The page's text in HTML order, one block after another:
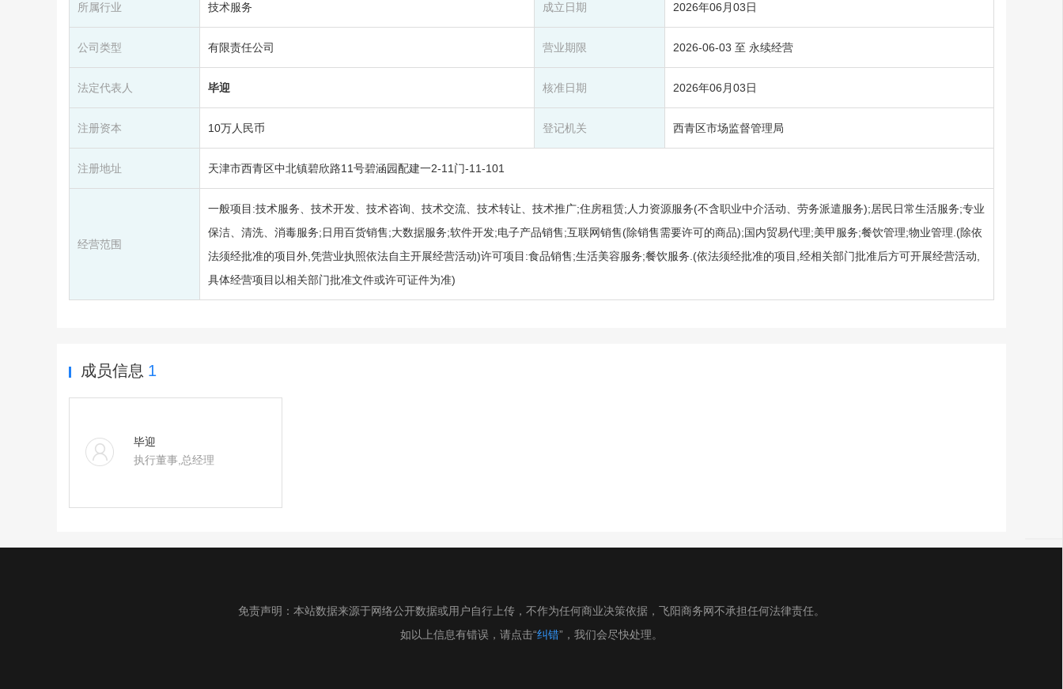
所属行业 技术服务 成立日期 2026年06月03日
公司类型 有限责任公司 营业期限 2026-06-03 至 永续经营
法定代表人 毕迎 核准日期 2026年06月03日
注册资本 10万人民币 登记机关 西青区市场监督管理局
注册地址 天津市西青区中北镇碧欣路11号碧涵园配建一2-11门-11-101
经营范围
一般项目:技术服务、技术开发、技术咨询、技术交流、技术转让、技术推广;住房租赁;人力资源服务(不含职业中介活动、劳务派遣服务);居民日常生活服务;专业
保洁、清洗、消毒服务;日用百货销售;大数据服务;软件开发;电子产品销售;互联网销售(除销售需要许可的商品);国内贸易代理;美甲服务;餐饮管理;物业管理.(除依
法须经批准的项目外,凭营业执照依法自主开展经营活动)许可项目:食品销售;生活美容服务;餐饮服务.(依法须经批准的项目,经相关部门批准后方可开展经营活动,
具体经营项目以相关部门批准文件或许可证件为准)
成员信息 1
毕迎
执行董事,总经理
免责声明：本站数据来源于网络公开数据或用户自行上传，不作为任何商业决策依据，飞阳商务网不承担任何法律责任。
如以上信息有错误，请点击“纠错”，我们会尽快处理。